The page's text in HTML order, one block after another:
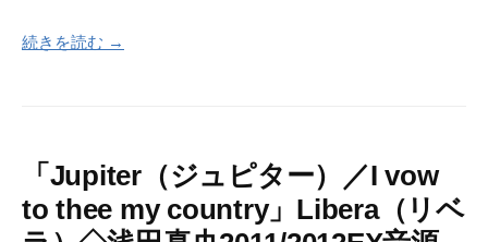
続きを読む →
「Jupiter（ジュピター）／I vow
to thee my country」Libera（リベ